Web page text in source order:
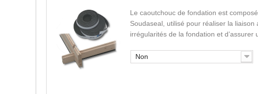
Le caoutchouc de fondation est
Soudaseal, utilisé pour réaliser la
irrégularités de la fondation et d’assurer
Non